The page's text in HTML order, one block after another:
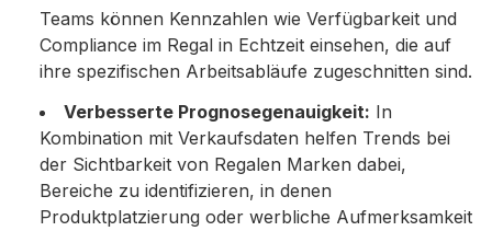
Teams können Kennzahlen wie Verfügbarkeit und
Compliance im Regal in Echtzeit einsehen, die auf
ihre spezifischen Arbeitsabläufe zugeschnitten sind.
Verbesserte Prognosegenauigkeit: In
Kombination mit Verkaufsdaten helfen Trends bei
der Sichtbarkeit von Regalen Marken dabei,
Bereiche zu identifizieren, in denen
Produktplatzierung oder werbliche Aufmerksamkeit